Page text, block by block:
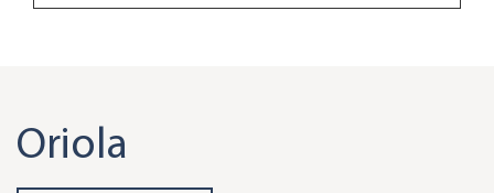
Oriola